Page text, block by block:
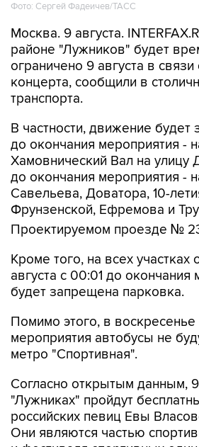
Фото: Сергей Фадеичев/ТАСС
Москва. 9 августа.
районе "Лужников" будет
ограничено 9 августа в
концерта, сообщили в
транспорта.
В частности, движение будет
до окончания мероприятия -
Хамовнический Вал на улицу
до окончания мероприятия -
Савельева, Доватора, 10-
Фрунзенской, Ефремова и
Проектируемом проезде №
Кроме того, на всех участках
августа с 00:01 до окончания
будет запрещена парковка.
Помимо этого, в
мероприятия автобусы не
метро "Спортивная".
Согласно открытым данным, 9
"Лужниках" пройдут
российских певиц Евы
Они являются частью